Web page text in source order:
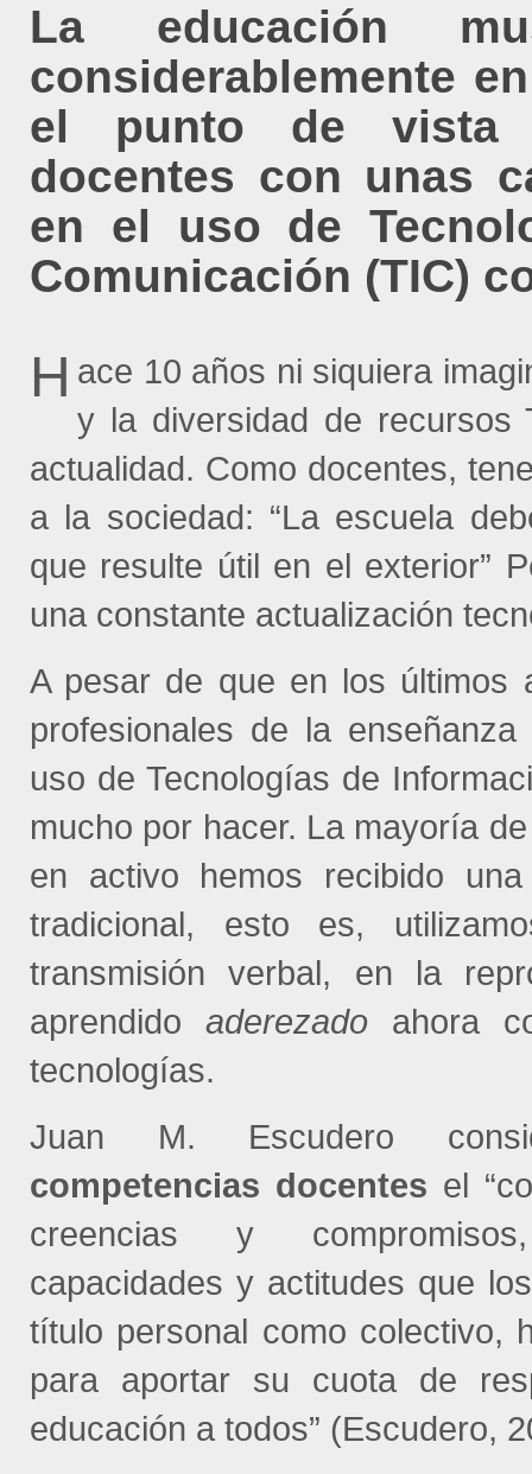
La educación
considerablemente
el punto de vista
docentes con unas
en el uso de
Comunicación (TIC)
H ace 10 años ni siquiera
y la diversidad de recursos
actualidad. Como docentes,
a la sociedad: “La escuela
que resulte útil en el exterior”
una constante actualización
A pesar de que en los últimos
profesionales de la
uso de Tecnologías de
mucho por hacer. La mayoría
en activo hemos recibido
tradicional, esto es,
transmisión verbal, en la
aprendido aderezado ahora
tecnologías.
Juan M. Escudero
competencias docentes el
creencias y
capacidades y actitudes que
título personal como colectivo,
para aportar su cuota de
educación a todos” (Escudero,